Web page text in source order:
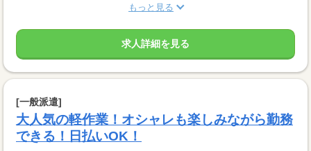
もっと見る
求人詳細を見る
[一般派遣]
大人気の軽作業！オシャレも楽しみながら勤務
できる！日払いOK！